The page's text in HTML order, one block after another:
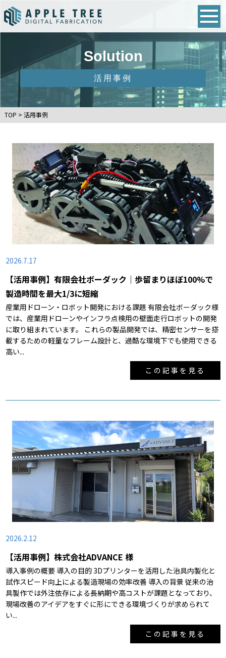
Solution
活用事例
TOP > 活用事例
2026.7.17
【活用事例】有限会社ボーダック｜歩留まりほぼ100%で
製造時間を最大1/3に短縮
産業用ドローン・ロボット開発における課題 有限会社ボーダック様
では、産業用ドローンやインフラ点検用の壁面走行ロボットの開発
に取り組まれています。 これらの製品開発では、精密センサーを搭
載するための軽量なフレーム設計と、過酷な環境下でも使用できる
高い...
この記事を見る
2026.2.12
【活用事例】株式会社ADVANCE 様
導入事例の概要 導入の目的 3Dプリンターを活用した治具内製化と
試作スピード向上による製造現場の効率改善 導入の背景 従来の治
具製作では外注依存による長納期や高コストが課題となっており、
現場改善のアイデアをすぐに形にできる環境づくりが求められて
い...
この記事を見る